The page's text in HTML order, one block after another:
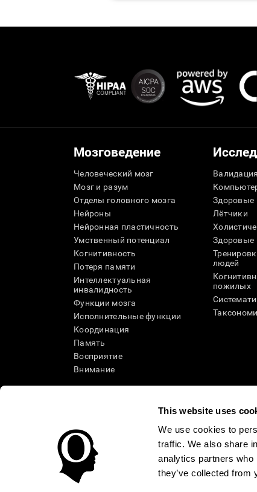
This website uses
We use cookies to
traffic. We also share
analytics partners who
they’ve collected from
Мозговедение
Человеческий мозг
Мозг и разум
Отделы головного мозга
Нейроны
Нейронная пластичность
Умственный потенциал
Когнитивность
Потеря памяти
Интеллектуальная
инвалидность
Функции мозга
Исполнительные функции
Координация
Память
Восприятие
Внимание
Здоровые
Лётчики
Здоровые
людей
пожилых